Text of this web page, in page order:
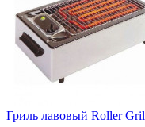
Гриль лавовый Roller